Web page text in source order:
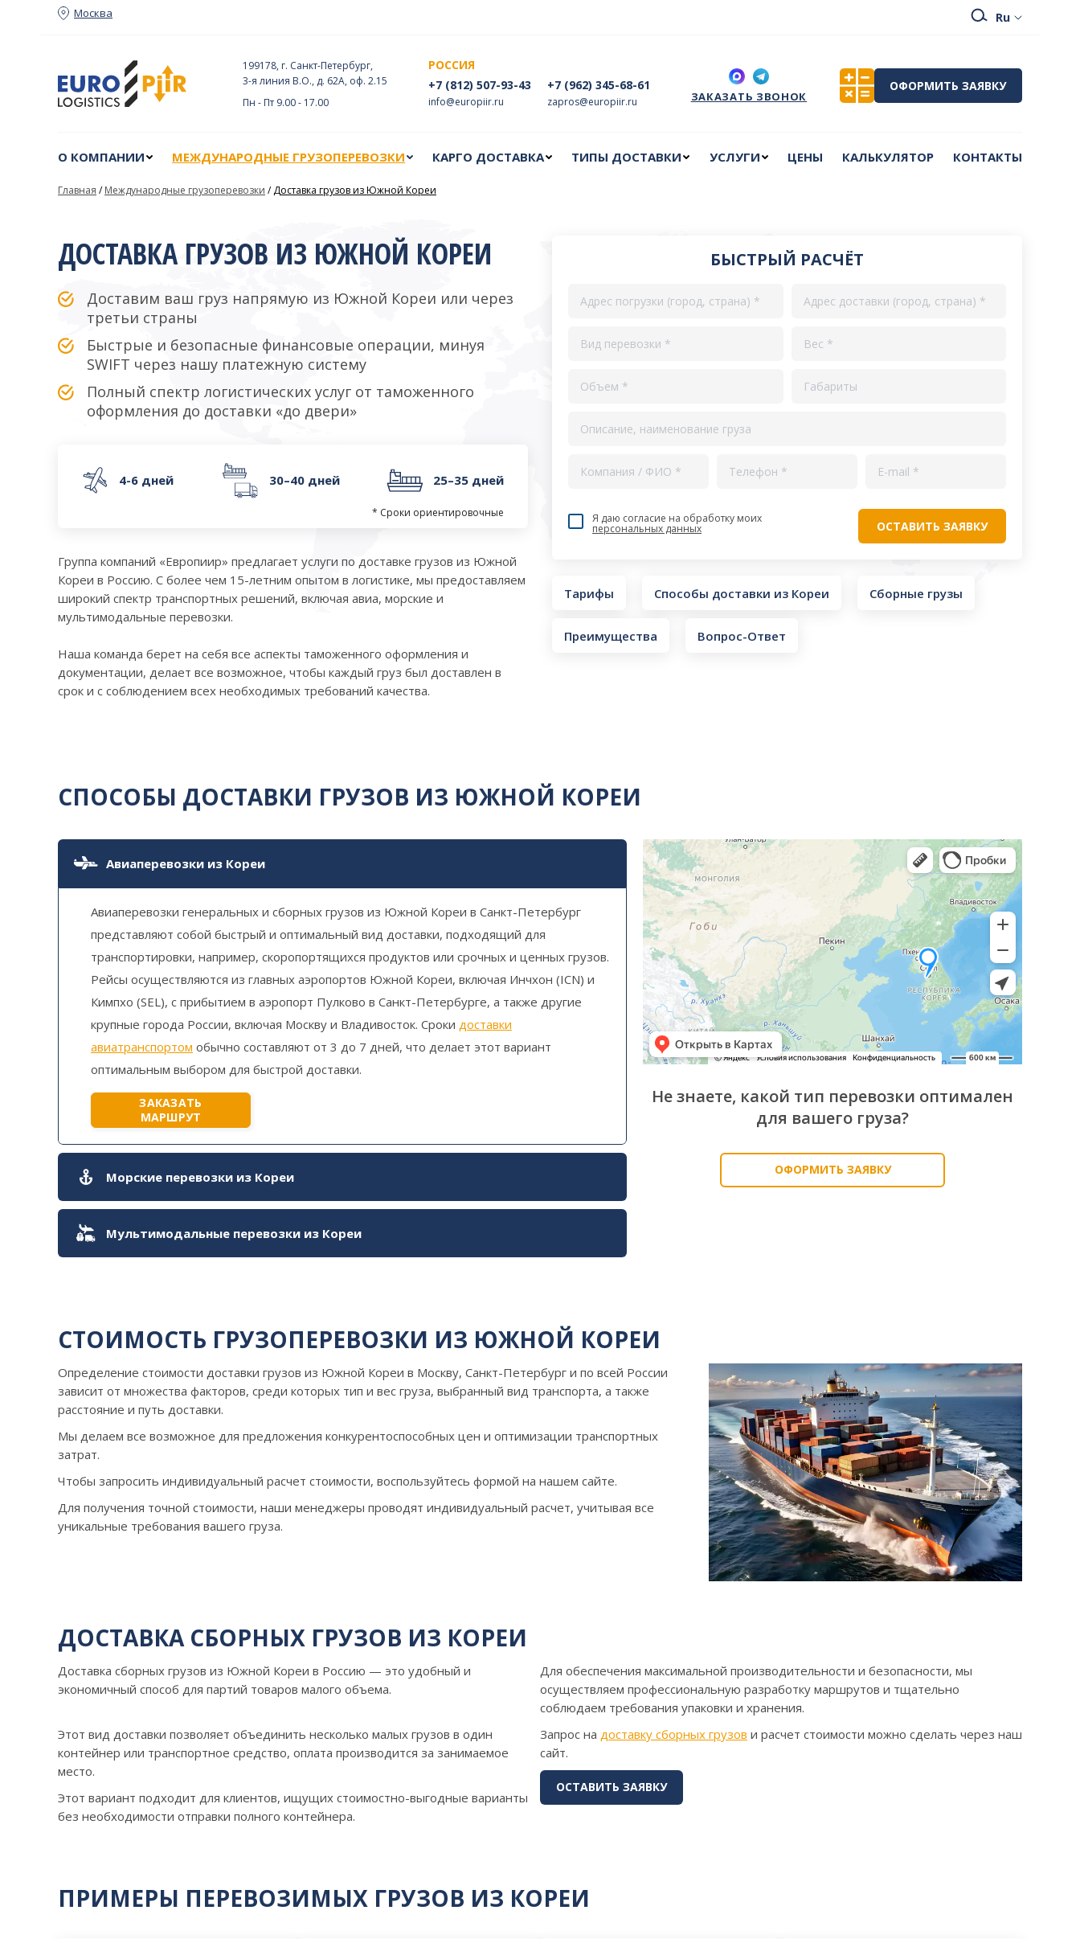
Москва
199178, г. Санкт-Петербург,
3-я линия В.О., д. 62А, оф. 2.15
Пн - Пт 9.00 - 17.00
РОССИЯ
+7 (812) 507-93-43
info@europiir.ru
+7 (962) 345-68-61
zapros@europiir.ru ЗАКАЗАТЬ ЗВОНОК
ОФОРМИТЬ ЗАЯВКУ
О КОМПАНИИ МЕЖДУНАРОДНЫЕ ГРУЗОПЕРЕВОЗКИ КАРГО ДОСТАВКА ТИПЫ ДОСТАВКИ УСЛУГИ ЦЕНЫ КАЛЬКУЛЯТОР КОНТАКТЫ
Главная /Международные грузоперевозки /Доставка грузов из Южной Кореи
ДОСТАВКА ГРУЗОВ ИЗ ЮЖНОЙ КОРЕИ
Доставим ваш груз напрямую из Южной Кореи или через
третьи страны
Быстрые и безопасные финансовые операции, минуя
SWIFT через нашу платежную систему
Полный спектр логистических услуг от таможенного
оформления до доставки «до двери»
4-6 дней 30–40 дней 25–35 дней
* Сроки ориентировочные
Группа компаний «Европиир» предлагает услуги по доставке грузов из Южной
Кореи в Россию. С более чем 15-летним опытом в логистике, мы предоставляем
широкий спектр транспортных решений, включая авиа, морские и
мультимодальные перевозки.
Наша команда берет на себя все аспекты таможенного оформления и
документации, делает все возможное, чтобы каждый груз был доставлен в
срок и с соблюдением всех необходимых требований качества.
БЫСТРЫЙ РАСЧЁТ
Я даю согласие на обработку моих
персональных данных
Тарифы Способы доставки из Кореи Сборные грузы
Преимущества Вопрос-Ответ
СПОСОБЫ ДОСТАВКИ ГРУЗОВ ИЗ ЮЖНОЙ КОРЕИ
Авиаперевозки из Кореи
Авиаперевозки генеральных и сборных грузов из Южной Кореи в Санкт-Петербург
представляют собой быстрый и оптимальный вид доставки, подходящий для
транспортировки, например, скоропортящихся продуктов или срочных и ценных грузов.
Рейсы осуществляются из главных аэропортов Южной Кореи, включая Инчхон (ICN) и
Кимпхо (SEL), с прибытием в аэропорт Пулково в Санкт-Петербурге, а также другие
крупные города России, включая Москву и Владивосток. Сроки доставки
авиатранспортом обычно составляют от 3 до 7 дней, что делает этот вариант
оптимальным выбором для быстрой доставки.
ЗАКАЗАТЬ
МАРШРУТ
Морские перевозки из Кореи
Мультимодальные перевозки из Кореи
Не знаете, какой тип перевозки оптимален
для вашего груза?
ОФОРМИТЬ ЗАЯВКУ
СТОИМОСТЬ ГРУЗОПЕРЕВОЗКИ ИЗ ЮЖНОЙ КОРЕИ
Определение стоимости доставки грузов из Южной Кореи в Москву, Санкт-Петербург и по всей России
зависит от множества факторов, среди которых тип и вес груза, выбранный вид транспорта, а также
расстояние и путь доставки.
Мы делаем все возможное для предложения конкурентоспособных цен и оптимизации транспортных
затрат.
Чтобы запросить индивидуальный расчет стоимости, воспользуйтесь формой на нашем сайте.
Для получения точной стоимости, наши менеджеры проводят индивидуальный расчет, учитывая все
уникальные требования вашего груза.
ДОСТАВКА СБОРНЫХ ГРУЗОВ ИЗ КОРЕИ
Доставка сборных грузов из Южной Кореи в Россию — это удобный и
экономичный способ для партий товаров малого объема.
Этот вид доставки позволяет объединить несколько малых грузов в один
контейнер или транспортное средство, оплата производится за занимаемое
место.
Этот вариант подходит для клиентов, ищущих стоимостно-выгодные варианты
без необходимости отправки полного контейнера.
Для обеспечения максимальной производительности и безопасности, мы
осуществляем профессиональную разработку маршрутов и тщательно
соблюдаем требования упаковки и хранения.
Запрос на доставку сборных грузов и расчет стоимости можно сделать через наш
сайт.
ОСТАВИТЬ ЗАЯВКУ
ПРИМЕРЫ ПЕРЕВОЗИМЫХ ГРУЗОВ ИЗ КОРЕИ
О КОМПАНИИ КОНТАКТЫ